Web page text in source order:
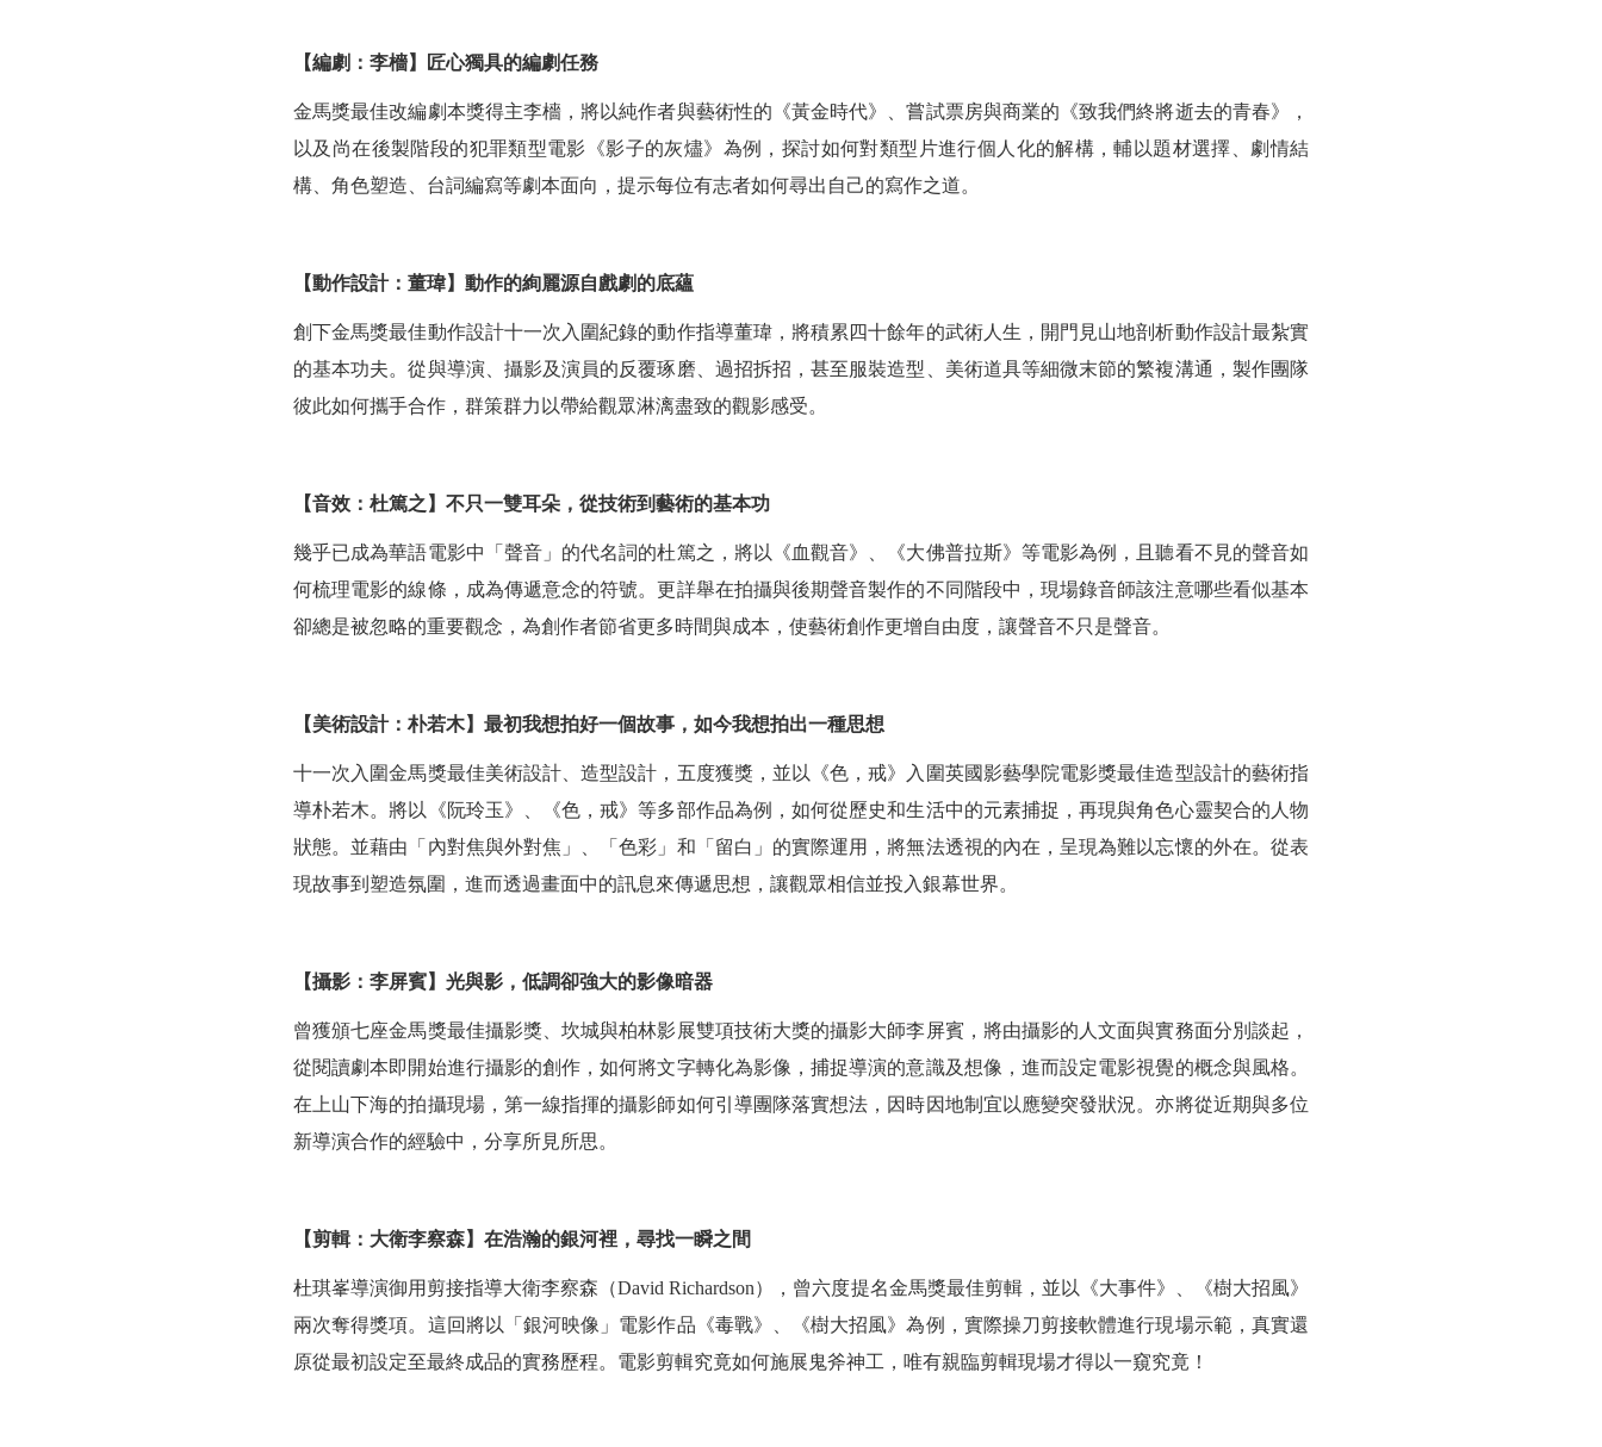
【編劇：李檣】匠心獨具的編劇任務
金馬獎最佳改編劇本獎得主李檣，將以純作者與藝術性的《黃金時代》、嘗試票房與商業的《致我們終將逝去的青春》，
以及尚在後製階段的犯罪類型電影《影子的灰燼》為例，探討如何對類型片進行個人化的解構，輔以題材選擇、劇情結
構、角色塑造、台詞編寫等劇本面向，提示每位有志者如何尋出自己的寫作之道。
【動作設計：董瑋】動作的絢麗源自戲劇的底蘊
創下金馬獎最佳動作設計十一次入圍紀錄的動作指導董瑋，將積累四十餘年的武術人生，開門見山地剖析動作設計最紮實
的基本功夫。從與導演、攝影及演員的反覆琢磨、過招拆招，甚至服裝造型、美術道具等細微末節的繁複溝通，製作團隊
彼此如何攜手合作，群策群力以帶給觀眾淋漓盡致的觀影感受。
【音效：杜篤之】不只一雙耳朵，從技術到藝術的基本功
幾乎已成為華語電影中「聲音」的代名詞的杜篤之，將以《血觀音》、《大佛普拉斯》等電影為例，且聽看不見的聲音如
何梳理電影的線條，成為傳遞意念的符號。更詳舉在拍攝與後期聲音製作的不同階段中，現場錄音師該注意哪些看似基本
卻總是被忽略的重要觀念，為創作者節省更多時間與成本，使藝術創作更增自由度，讓聲音不只是聲音。
【美術設計：朴若木】最初我想拍好一個故事，如今我想拍出一種思想
十一次入圍金馬獎最佳美術設計、造型設計，五度獲獎，並以《色，戒》入圍英國影藝學院電影獎最佳造型設計的藝術指
導朴若木。將以《阮玲玉》、《色，戒》等多部作品為例，如何從歷史和生活中的元素捕捉，再現與角色心靈契合的人物
狀態。並藉由「內對焦與外對焦」、「色彩」和「留白」的實際運用，將無法透視的內在，呈現為難以忘懷的外在。從表
現故事到塑造氛圍，進而透過畫面中的訊息來傳遞思想，讓觀眾相信並投入銀幕世界。
【攝影：李屏賓】光與影，低調卻強大的影像暗器
曾獲頒七座金馬獎最佳攝影獎、坎城與柏林影展雙項技術大獎的攝影大師李屏賓，將由攝影的人文面與實務面分別談起，
從閱讀劇本即開始進行攝影的創作，如何將文字轉化為影像，捕捉導演的意識及想像，進而設定電影視覺的概念與風格。
在上山下海的拍攝現場，第一線指揮的攝影師如何引導團隊落實想法，因時因地制宜以應變突發狀況。亦將從近期與多位
新導演合作的經驗中，分享所見所思。
【剪輯：大衛李察森】在浩瀚的銀河裡，尋找一瞬之間
杜琪峯導演御用剪接指導大衛李察森（David Richardson），曾六度提名金馬獎最佳剪輯，並以《大事件》、《樹大招風》
兩次奪得獎項。這回將以「銀河映像」電影作品《毒戰》、《樹大招風》為例，實際操刀剪接軟體進行現場示範，真實還
原從最初設定至最終成品的實務歷程。電影剪輯究竟如何施展鬼斧神工，唯有親臨剪輯現場才得以一窺究竟！